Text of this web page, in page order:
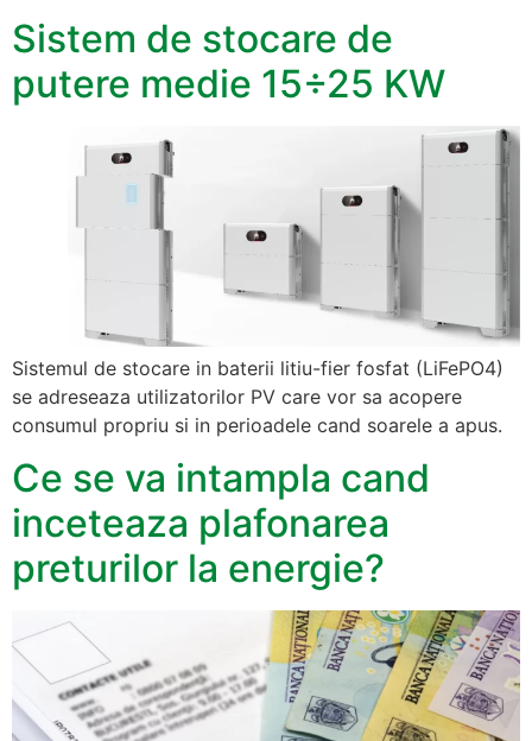
Sistem de stocare de
putere medie 15÷25 KW
Sistemul de stocare in baterii litiu-fier fosfat (LiFePO4)
se adreseaza utilizatorilor PV care vor sa acopere
consumul propriu si in perioadele cand soarele a apus.
Ce se va intampla cand
inceteaza plafonarea
preturilor la energie?